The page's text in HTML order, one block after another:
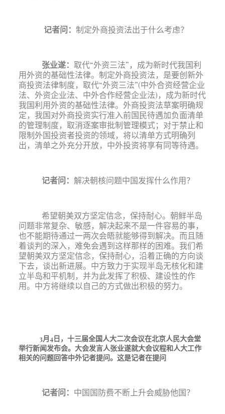
记者问： 制定外商投资法出于什么考虑？
张业遂： 取代“外资三法”，成为新时代我国利
用外资的基础性法律。 制定外商投资法，是要创新外
商投资法律制度，取代“外资三法”(中外合资经营企业
法、外资企业法、中外合作经营企业法)，成为新时代
我国利用外资的基础性法律。外商投资法草案明确规
定，我国对外商投资实行准入前国民待遇加负面清单
的管理制度，取消逐案审批制管理模式；对于禁止和
限制外国投资者投资的领域，将以清单方式明确列
出，清单之外充分开放，中外投资将享有同等待遇。
记者问： 解决朝核问题中国发挥什么作用？
希望朝美双方坚定信念，保持耐心。朝鲜半岛
问题非常复杂、敏感，解决起来不是一件容易的事，
也不能期待通过一两次会晤就能够得到解决。而且随
着谈判的深入，难免会遇到这样那样的困难。我们希
望朝美双方坚定信念，保持耐心，沿着正确的方向谈
下去，谈出新进展。中方致力于实现半岛无核化和建
立半岛和平机制，并为此发挥了积极、建设性的作
用。中方将继续以自己的方式做出积极的努力。
3月4日，十三届全国人大二次会议在北京人民大会堂
举行新闻发布会。大会发言人张业遂就大会议程和人大工作
相关的问题回答中外记者提问。这是记者在提问
记者问： 中国国防费不断上升会威胁他国？